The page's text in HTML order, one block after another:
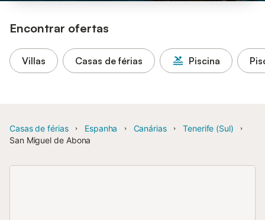
Encontrar ofertas
Villas Casas de férias Piscina
Casas de férias Espanha Canárias
Tenerife (Sul)
San Miguel de Abona